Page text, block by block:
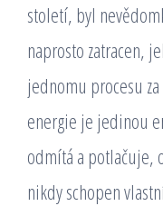
století, byl
naprosto zatracen,
jednomu procesu
energie je jedinou
odmítá a potlačuje,
nikdy schopen